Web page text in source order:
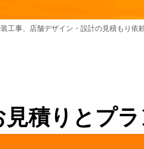
工事、店舗デザイン・設計の見積もり依
見積りとプ